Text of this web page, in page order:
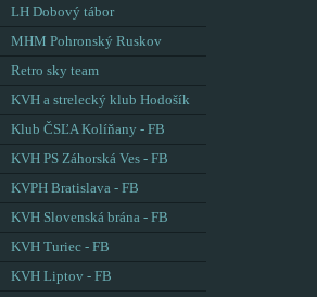
LH Dobový tábor
MHM Pohronský Ruskov
Retro sky team
KVH a strelecký klub Hodošík
Klub ČSĽA Kolíňany - FB
KVH PS Záhorská Ves - FB
KVPH Bratislava - FB
KVH Slovenská brána - FB
KVH Turiec - FB
KVH Liptov - FB